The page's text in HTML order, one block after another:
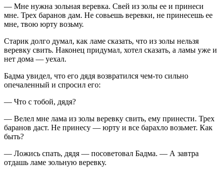
— Мне нужна зольная веревка. Свей из золы ее и принеси
мне. Трех баранов дам. Не совьешь веревки, не принесешь ее
мне, твою юрту возьму.
Старик долго думал, как ламе сказать, что из золы нельзя
веревку свить. Наконец придумал, хотел сказать, а ламы уже и
нет дома — уехал.
Бадма увидел, что его дядя возвратился чем-то сильно
опечаленный и спросил его:
— Что с тобой, дядя?
— Велел мне лама из золы веревку свить, ему принести. Трех
баранов даст. Не принесу — юрту и все барахло возьмет. Как
быть?
— Ложись спать, дядя — посоветовал Бадма. — А завтра
отдашь ламе зольную веревку.